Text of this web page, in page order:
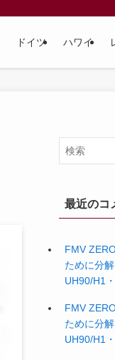
ドイツ ハワイ
最近のコ
FMV
ために分
UH90/H1
FMV
ために分
UH90/H1